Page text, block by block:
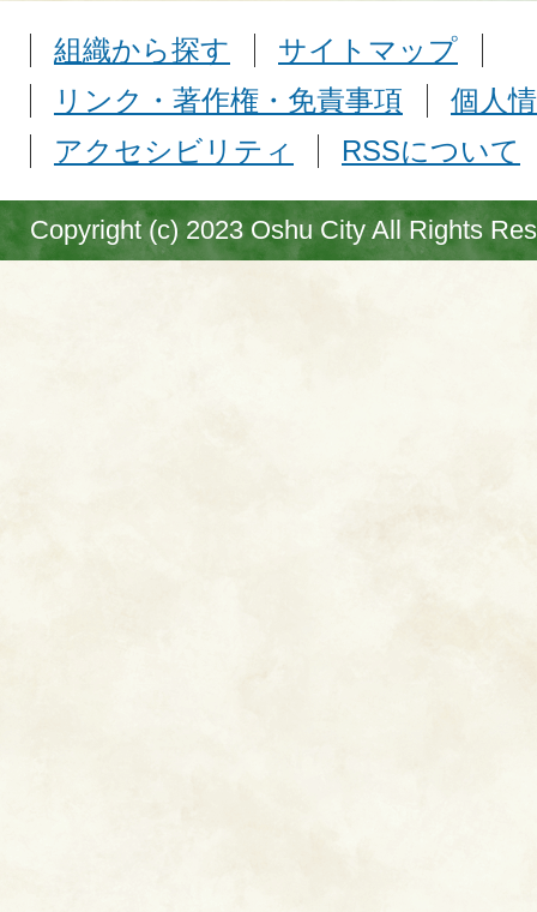
組織から探す
サイトマップ
リンク・著作権・免責事項
個人
アクセシビリティ
RSSについて
Copyright (c) 2023 Oshu City All Rights